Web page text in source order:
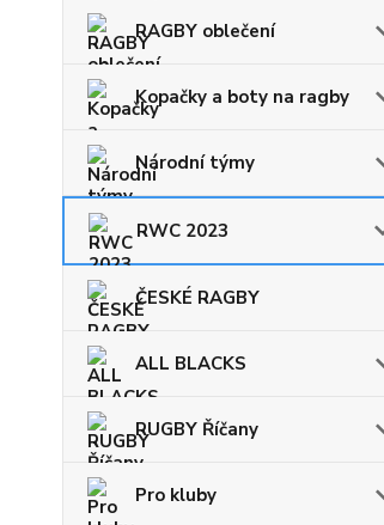
RAGBY oblečení
Kopačky a boty na ragby
Národní týmy
RWC 2023
ČESKÉ RAGBY
ALL BLACKS
RUGBY Říčany
Pro kluby